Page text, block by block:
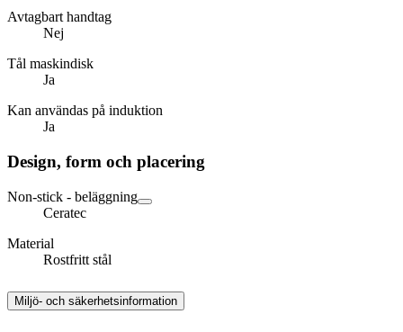
Avtagbart handtag
Nej
Tål maskindisk
Ja
Kan användas på induktion
Ja
Design, form och placering
Non-stick - beläggning
Ceratec
Material
Rostfritt stål
Miljö- och säkerhetsinformation